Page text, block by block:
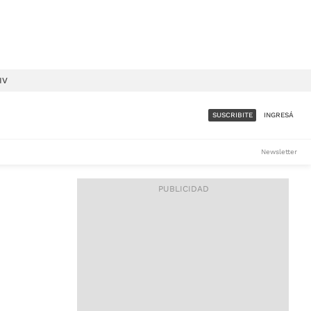
ACCESO FULL - $1.800/MES
SUSCRIBITE INGRESÁ
Newsletter